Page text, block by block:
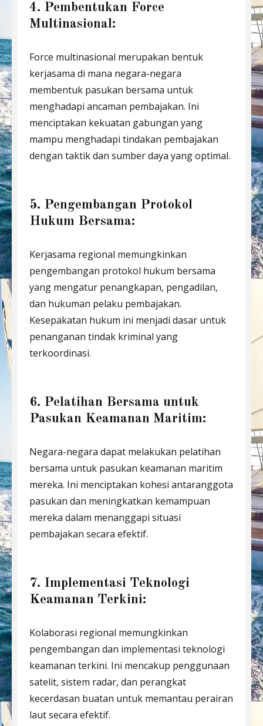
4. Pembentukan Force
Multinasional:
Force multinasional merupakan bentuk
kerjasama di mana negara-negara
membentuk pasukan bersama untuk
menghadapi ancaman pembajakan. Ini
menciptakan kekuatan gabungan yang
mampu menghadapi tindakan pembajakan
dengan taktik dan sumber daya yang optimal.
5. Pengembangan Protokol
Hukum Bersama:
Kerjasama regional memungkinkan
pengembangan protokol hukum bersama
yang mengatur penangkapan, pengadilan,
dan hukuman pelaku pembajakan.
Kesepakatan hukum ini menjadi dasar untuk
penanganan tindak kriminal yang
terkoordinasi.
6. Pelatihan Bersama untuk
Pasukan Keamanan Maritim:
Negara-negara dapat melakukan pelatihan
bersama untuk pasukan keamanan maritim
mereka. Ini menciptakan kohesi antaranggota
pasukan dan meningkatkan kemampuan
mereka dalam menanggapi situasi
pembajakan secara efektif.
7. Implementasi Teknologi
Keamanan Terkini:
Kolaborasi regional memungkinkan
pengembangan dan implementasi teknologi
keamanan terkini. Ini mencakup penggunaan
satelit, sistem radar, dan perangkat
kecerdasan buatan untuk memantau perairan
laut secara efektif.